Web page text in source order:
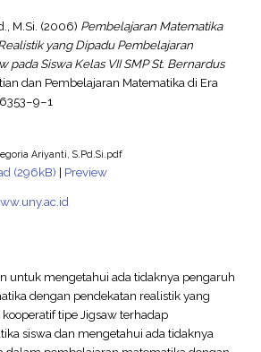
M.Si. (2006) Pembelajaran Matematika
yang Dipadu Pembelajaran
pada Siswa Kelas VII SMP St. Bernardus
dan Pembelajaran Matematika di Era
Ariyanti, S.Pd.Si.pdf
(296kB) | Preview
untuk mengetahui ada tidaknya pengaruh
dengan pendekatan realistik yang
tipe Jigsaw terhadap
siswa dan mengetahui ada tidaknya